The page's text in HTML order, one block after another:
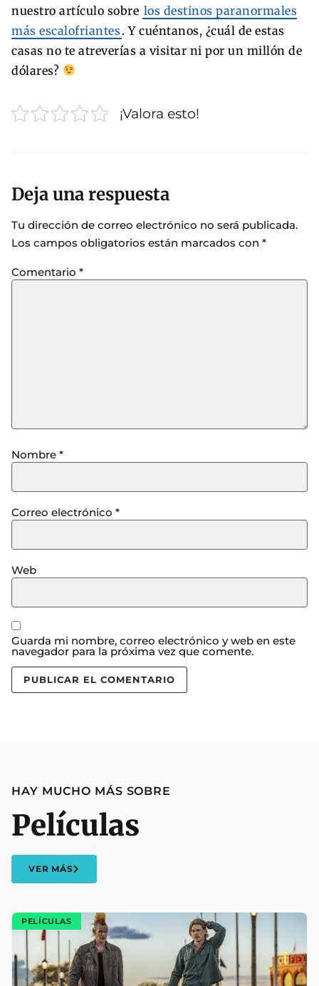
nuestro artículo sobre los destinos paranormales
más escalofriantes. Y cuéntanos, ¿cuál de estas
casas no te atreverías a visitar ni por un millón de
dólares?
¡Valora esto!
Deja una respuesta
Tu dirección de correo electrónico no será publicada.
Los campos obligatorios están marcados con *
Comentario *
Nombre *
Correo electrónico *
Web
Guarda mi nombre, correo electrónico y web en este
navegador para la próxima vez que comente.
HAY MUCHO MÁS SOBRE
Películas
VER MÁS
PELÍCULAS